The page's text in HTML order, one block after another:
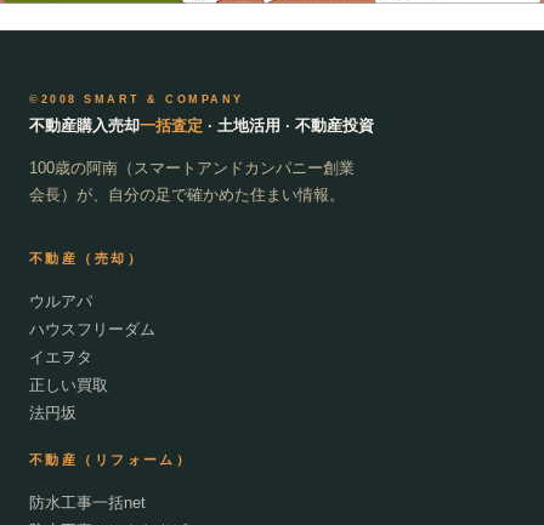
©2008 SMART & COMPANY
不動産購入売却一括査定 · 土地活用 · 不動産投資
100歳の阿南（スマートアンドカンパニー創業
会長）が、自分の足で確かめた住まい情報。
不動産（売却）
ウルアパ
ハウスフリーダム
イエヲタ
正しい買取
法円坂
不動産（リフォーム）
防水工事一括net